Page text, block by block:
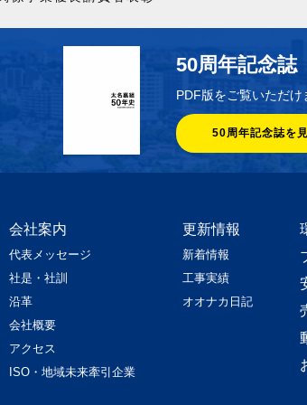
50周年記念誌
PDF版をご覧いただけ
50周年記念誌を
会社案内
代表メッセージ
社是・社訓
沿革
会社概要
アクセス
ISO・地域未来牽引企業
更新情報
新着情報
工事実績
オオナカ日記